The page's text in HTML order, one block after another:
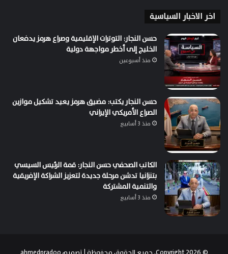
اخر الاخبار السياسية
حسن النجار: التوترات الإقليمية وصراع هرمز يدفعان
الخليج إلى أخطر مواجهة دولية
منذ أسبوعين
حسن النجار يكتب: مضيق هرمز يعيد تشكيل موازين
الصراع الأمريكي الإيراني
منذ 3 أسابيع
الكاتب الصحفي حسن النجار: قمة الرئيس السيسي
بتنزانيا تدشن مرحلة جديدة لتعزيز الشراكة الإفريقية
والتنمية المشتركة
منذ 3 أسابيع